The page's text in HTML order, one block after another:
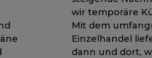
wir temporäre
Mit dem
Einzelhandel
dann und dort,